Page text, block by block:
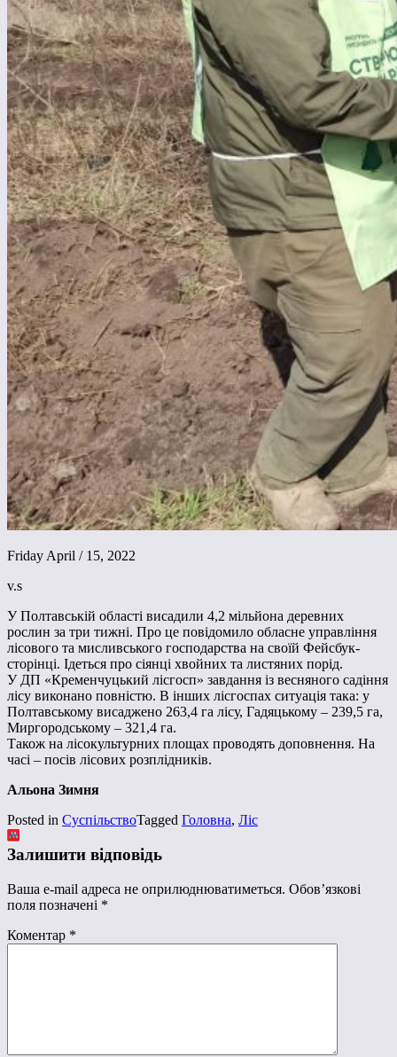
Friday April / 15, 2022
v.s
У Полтавській області висадили 4,2 мільйона деревних
рослин за три тижні. Про це повідомило обласне управління
лісового та мисливського господарства на своїй Фейсбук-
сторінці. Ідеться про сіянці хвойних та листяних порід.
У ДП «Кременчуцький лісгосп» завдання із весняного садіння
лісу виконано повністю. В інших лісгоспах ситуація така: у
Полтавському висаджено 263,4 га лісу, Гадяцькому – 239,5 га,
Миргородському – 321,4 га.
Також на лісокультурних площах проводять доповнення. На
часі – посів лісових розплідників.
Альона Зимня
Posted in СуспільствоTagged Головна, Ліс
Залишити відповідь
Ваша e-mail адреса не оприлюднюватиметься. Обов’язкові
поля позначені *
Коментар *